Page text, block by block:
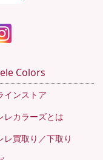
Colors
インストア
レカラーズとは
レ買取り／下取り